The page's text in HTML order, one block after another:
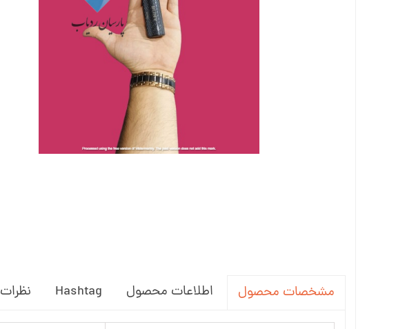
مشخصات محصول اطلاعات محصول Hashtag نظرات